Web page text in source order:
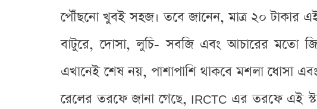
পৌঁছনো খুবই সহজ। তবে জানেন, মাত্র ২০ টাকার
বাটুরে, দোসা, লুচি- সবজি এবং আচারের মতো
এখানেই শেষ নয়, পাশাপাশি থাকবে মশলা ধোসা
রেলের তরফে জানা গেছে, IRCTC এর তরফে এই